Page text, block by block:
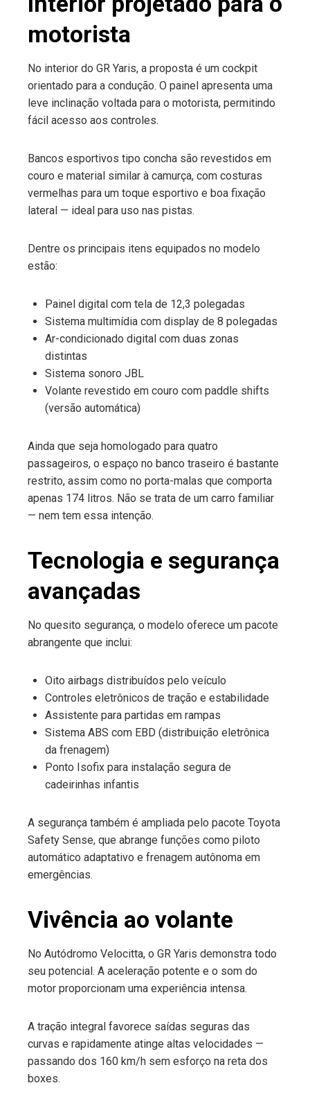
motorista
No interior do GR Yaris, a proposta é um cockpit
orientado para a condução. O painel apresenta uma
leve inclinação voltada para o motorista, permitindo
fácil acesso aos controles.
Bancos esportivos tipo concha são revestidos em
couro e material similar à camurça, com costuras
vermelhas para um toque esportivo e boa fixação
lateral — ideal para uso nas pistas.
Dentre os principais itens equipados no modelo
estão:
Painel digital com tela de 12,3 polegadas
Sistema multimídia com display de 8 polegadas
Ar-condicionado digital com duas zonas
distintas
Sistema sonoro JBL
Volante revestido em couro com paddle shifts
(versão automática)
Ainda que seja homologado para quatro
passageiros, o espaço no banco traseiro é bastante
restrito, assim como no porta-malas que comporta
apenas 174 litros. Não se trata de um carro familiar
— nem tem essa intenção.
Tecnologia e segurança
avançadas
No quesito segurança, o modelo oferece um pacote
abrangente que inclui:
Oito airbags distribuídos pelo veículo
Controles eletrônicos de tração e estabilidade
Assistente para partidas em rampas
Sistema ABS com EBD (distribuição eletrônica
da frenagem)
Ponto Isofix para instalação segura de
cadeirinhas infantis
A segurança também é ampliada pelo pacote Toyota
Safety Sense, que abrange funções como piloto
automático adaptativo e frenagem autônoma em
emergências.
Vivência ao volante
No Autódromo Velocitta, o GR Yaris demonstra todo
seu potencial. A aceleração potente e o som do
motor proporcionam uma experiência intensa.
A tração integral favorece saídas seguras das
curvas e rapidamente atinge altas velocidades —
passando dos 160 km/h sem esforço na reta dos
boxes.